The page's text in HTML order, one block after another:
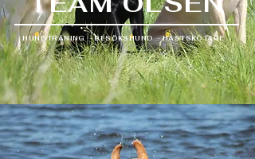
HUNDTRÄNING - BESÖKSHUND - HÄSTSKÖTARE